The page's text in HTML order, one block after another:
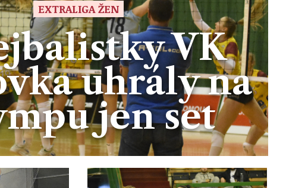
EXTRALIGA ŽEN
VK
uhrály na
jen set